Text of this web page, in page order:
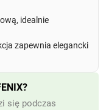
idealnie
zapewnia elegancki
się podczas